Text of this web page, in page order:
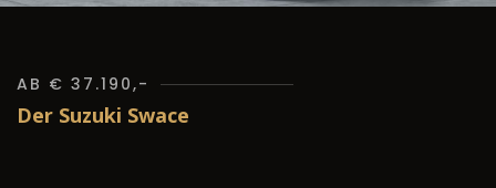
AB € 37.190,-
Der Suzuki Swace